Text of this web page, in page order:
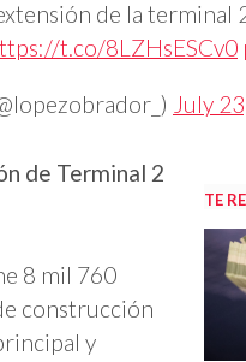
de la
t.co/8LZHsESCv0
July
TE
de Terminal 2
8 mil 760
construcción
y